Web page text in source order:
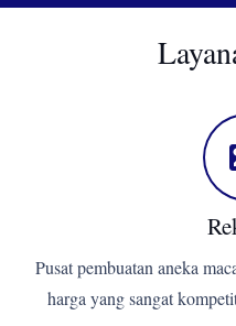
Pusat pembuatan aneka
harga yang sangat